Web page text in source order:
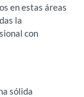
en estas áreas
la
con
sólida